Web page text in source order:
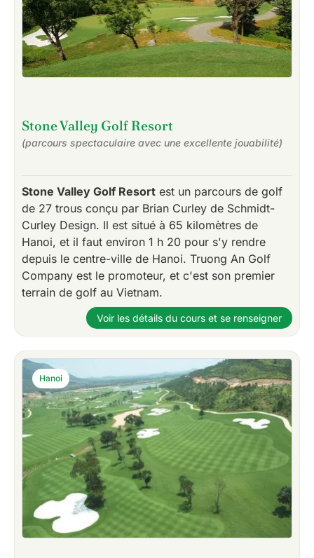
Stone Valley Golf Resort
(parcours spectaculaire avec une excellente jouabilité)
Stone Valley Golf Resort est un parcours de golf
de 27 trous conçu par Brian Curley de Schmidt-
Curley Design. Il est situé à 65 kilomètres de
Hanoi, et il faut environ 1 h 20 pour s'y rendre
depuis le centre-ville de Hanoi. Truong An Golf
Company est le promoteur, et c'est son premier
terrain de golf au Vietnam.
Voir les détails du cours et se renseigner
Hanoi